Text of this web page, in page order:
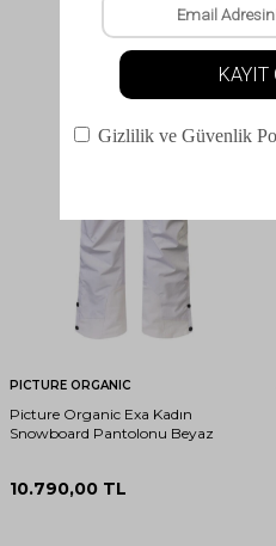
PICTURE ORGANIC
Picture Organic Exa Kadın
Snowboard Pantolonu Beyaz
10.790,00 TL